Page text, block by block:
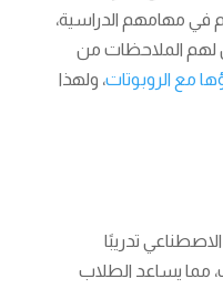
في مهامهم الدراسية،
لهم الملاحظات من
مع الروبوتات، ولهذا
تدريبًا
مما يساعد الطلاب